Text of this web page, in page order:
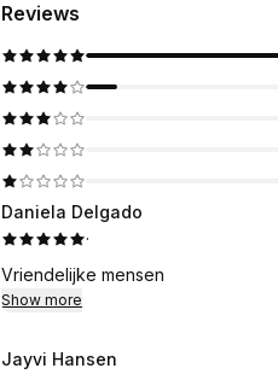
Reviews
Daniela Delgado
·
Vriendelijke mensen
Show more
Jayvi Hansen